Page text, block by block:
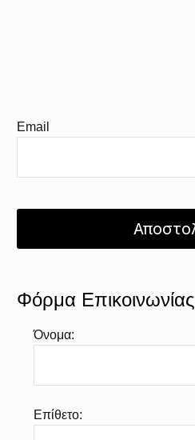
Email
Φόρμα Επικοινωνίας
Όνομα:
Επίθετο: